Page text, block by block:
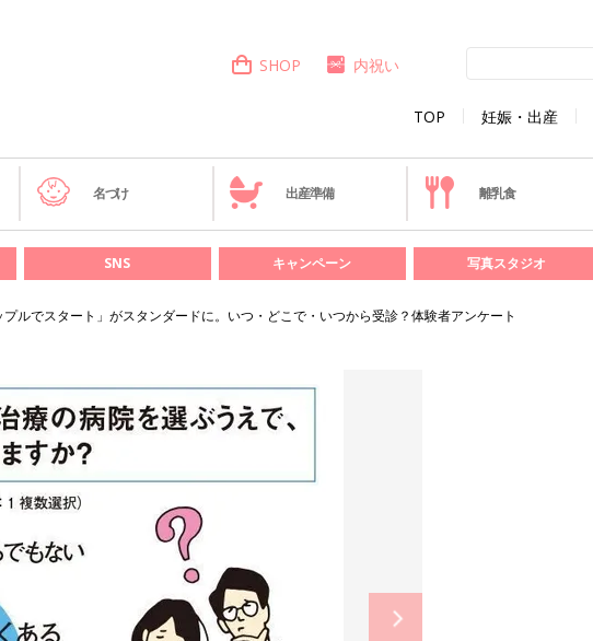
TOP 妊娠・出産
SHOP 内祝い
名づけ 出産準備 離乳食
SNS キャンペーン 写真スタジオ
ルでスタート」がスタンダードに。いつ・どこで・いつから受診？体験者アンケート